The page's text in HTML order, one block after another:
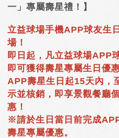
News 優惠活動
HOLE＃1~18
餐廳現場點餐
FINE CUISINE
Lily Golf 簡介
語言選單
一」專屬壽星禮！】
立益球場手機APP球友生
場！
即日起，凡立益球場APP
即可獲得壽星專屬生日優
APP壽星生日起15天內，
示並核銷，即享景觀餐廳
惠！
※請於生日當日前完成
壽星專屬優惠。